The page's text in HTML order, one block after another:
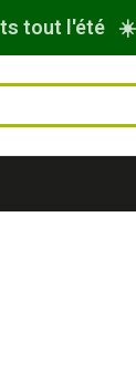
tout l'été ☀️